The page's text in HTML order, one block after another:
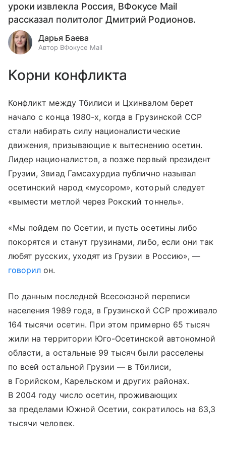
уроки извлекла Россия, ВФокусе Mail
рассказал политолог Дмитрий Родионов.
Дарья Баева
Автор ВФокусе Mail
Корни конфликта
Конфликт между Тбилиси и Цхинвалом берет
начало с конца 1980-х, когда в Грузинской ССР
стали набирать силу националистические
движения, призывающие к вытеснению осетин.
Лидер националистов, а позже первый президент
Грузии, Звиад Гамсахурдиа публично называл
осетинский народ «мусором», который следует
«вымести метлой через Рокский тоннель».
«Мы пойдем по Осетии, и пусть осетины либо
покорятся и станут грузинами, либо, если они так
любят русских, уходят из Грузии в Россию», —
говорил он.
По данным последней Всесоюзной переписи
населения 1989 года, в Грузинской ССР проживало
164 тысячи осетин. При этом примерно 65 тысяч
жили на территории Юго-Осетинской автономной
области, а остальные 99 тысяч были расселены
по всей остальной Грузии — в Тбилиси,
в Горийском, Карельском и других районах.
В 2004 году число осетин, проживающих
за пределами Южной Осетии, сократилось на 63,3
тысячи человек.